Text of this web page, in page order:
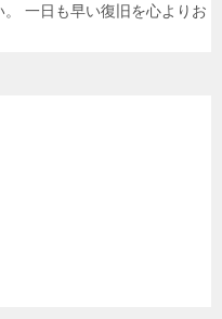
一日も早い復旧を心よりお